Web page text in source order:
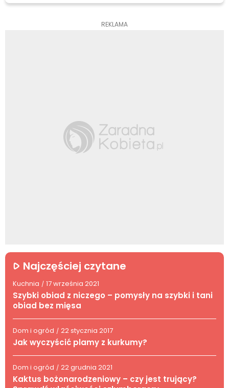
REKLAMA
Najczęściej czytane
Kuchnia / 17 września 2021
Szybki obiad z niczego – pomysły na szybki i tani
obiad bez mięsa
Dom i ogród / 22 stycznia 2017
Jak wyczyścić plamy z kurkumy?
Dom i ogród / 22 grudnia 2021
Kaktus bożonarodzeniowy – czy jest trujący?